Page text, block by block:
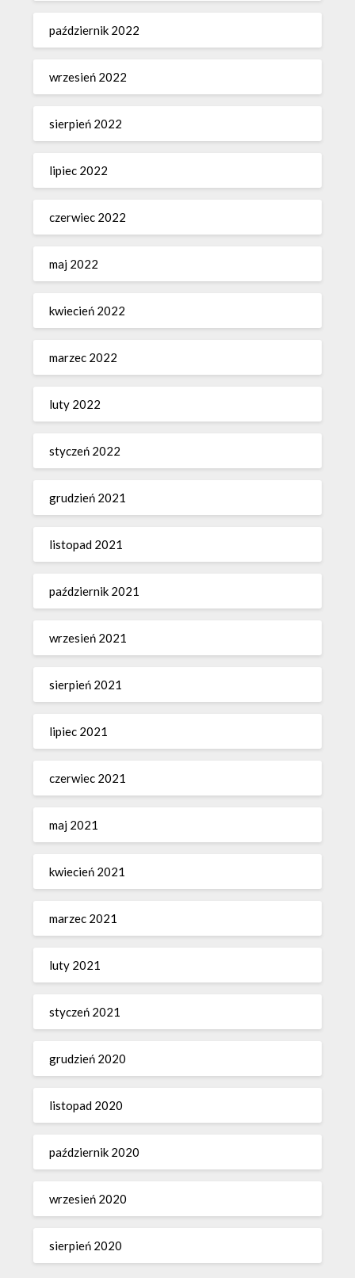
październik 2022
wrzesień 2022
sierpień 2022
lipiec 2022
czerwiec 2022
maj 2022
kwiecień 2022
marzec 2022
luty 2022
styczeń 2022
grudzień 2021
listopad 2021
październik 2021
wrzesień 2021
sierpień 2021
lipiec 2021
czerwiec 2021
maj 2021
kwiecień 2021
marzec 2021
luty 2021
styczeń 2021
grudzień 2020
listopad 2020
październik 2020
wrzesień 2020
sierpień 2020